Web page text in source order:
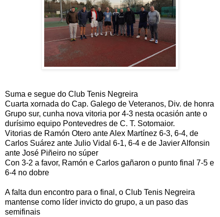
Suma e segue do Club Tenis Negreira
Cuarta xornada do Cap. Galego de Veteranos, Div. de honra
Grupo sur, cunha nova vitoria por 4-3 nesta ocasión ante o
durísimo equipo Pontevedres de C. T. Sotomaior.
Vitorias de Ramón Otero ante Alex Martínez 6-3, 6-4, de
Carlos Suárez ante Julio Vidal 6-1, 6-4 e de Javier Alfonsin
ante José Piñeiro no súper
Con 3-2 a favor, Ramón e Carlos gañaron o punto final 7-5 e
6-4 no dobre
A falta dun encontro para o final, o Club Tenis Negreira
mantense como líder invicto do grupo, a un paso das
semifinais